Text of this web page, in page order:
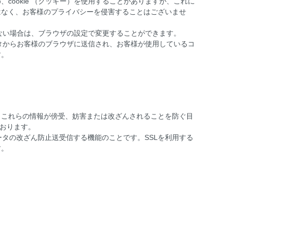
く、お客様のプライバシーを侵害することはございませ
場合は、ブラウザの設定で変更することができます。
らお客様のブラウザに送信され、お客様が使用しているコ
れらの情報が傍受、妨害または改ざんされることを防ぐ目
ります。
の改ざん防止送受信する機能のことです。SSLを利用する